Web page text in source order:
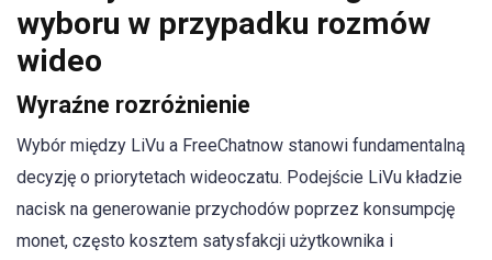
wyboru w przypadku rozmów
wideo
Wyraźne rozróżnienie
Wybór między LiVu a FreeChatnow stanowi fundamentalną
decyzję o priorytetach wideoczatu. Podejście LiVu kładzie
nacisk na generowanie przychodów poprzez konsumpcję
monet, często kosztem satysfakcji użytkownika i